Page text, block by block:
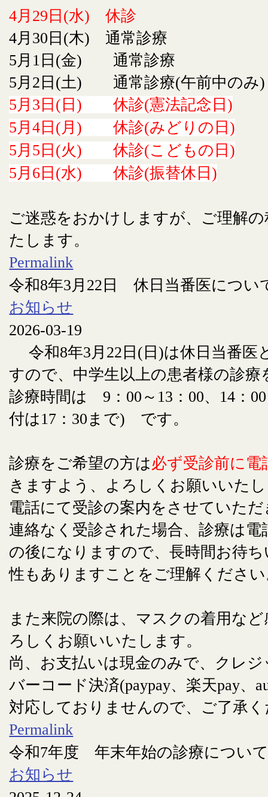
4月29日(水) 休診
4月30日(木) 通常診療
5月1日(金) 通常診療
5月2日(土) 通常診療(午前中のみ)
5月3日(日) 休診(憲法記念日)
5月4日(月) 休診(みどりの日)
5月5日(火) 休診(こどもの日)
5月6日(水) 休診(振替休日)
ご迷惑をおかけしますが、ご理解
たします。
Permalink
令和8年3月22日 休日当番医につい
お知らせ
2026-03-19
令和8年3月22日(日)は休日当番医
すので、中学生以上の患者様の診療
診療時間は 9：00～13：00、14：
付は17：30まで) です。
診療をご希望の方は必ず受診前に電
きますよう、よろしくお願いいた
電話にて受診の案内をさせていた
連絡なく受診された場合、診療は電
の後になりますので、長時間お待
性もありますことをご理解くださ
また来院の際は、マスクの着用な
ろしくお願いいたします。
尚、お支払いは現金のみで、クレ
バーコード決済(paypay、楽天pay、
対応しておりませんので、ご了承
Permalink
令和7年度 年末年始の診療につい
お知らせ